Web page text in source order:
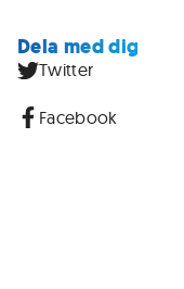
Dela med dig
Twitter
Facebook